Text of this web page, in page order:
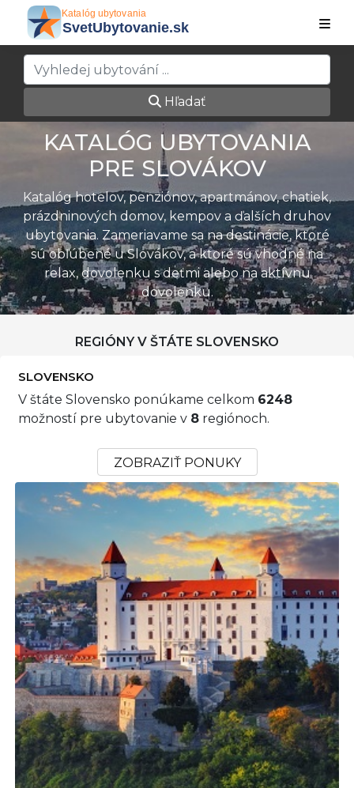
Hľadať
KATALÓG UBYTOVANIA
PRE SLOVÁKOV
Katalóg hotelov, penziónov, apartmánov, chatiek,
prázdninových domov, kempov a ďalších druhov
ubytovania. Zameriavame sa na destinácie, ktoré
sú obľúbené u Slovákov, a ktoré sú vhodné na
relax, dovolenku s deťmi alebo na aktívnu
dovolenku.
REGIÓNY V ŠTÁTE SLOVENSKO
SLOVENSKO
V štáte Slovensko ponúkame celkom 6248
možností pre ubytovanie v 8 regiónoch.
ZOBRAZIŤ PONUKY